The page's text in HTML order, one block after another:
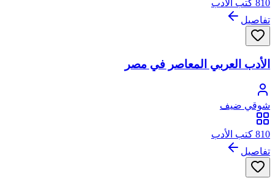
810 كتب الأدب
تفاصيل
الأدب العربي المعاصر في مصر
شوقي ضيف
810 كتب الأدب
تفاصيل